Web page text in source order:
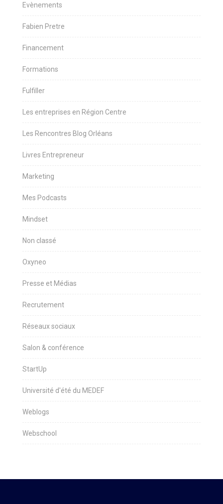
Evènements
Fabien Pretre
Financement
Formations
Fulfiller
Les entreprises en Région Centre
Les Rencontres Blog Orléans
Livres Entrepreneur
Marketing
Mes Podcasts
Mindset
Non classé
Oxyneo
Presse et Médias
Recrutement
Réseaux sociaux
Salon & conférence
StartUp
Université d'été du MEDEF
Weblogs
Webschool